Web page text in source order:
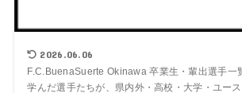
2026.06.06
F.C.BuenaSuerte Okinawa 卒業生・輩出選手一
学んだ選手たちが、県内外・高校・大学・ユー